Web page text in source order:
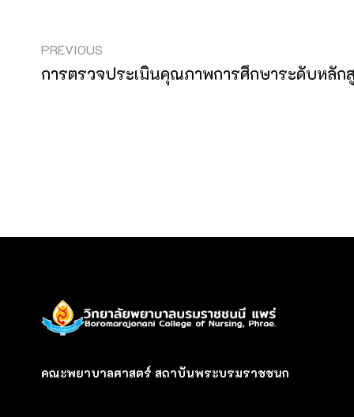
PREVIOUS
การตรวจประเมินคุณภาพการศึกษาระดับหลัก
คณะพยาบาลศาสตร์ สถาบันพระบรมราชชนก